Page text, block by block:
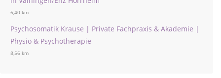
6,40 km
Psychosomatik Krause | Private Fachpraxis & Akademie |
Physio & Psychotherapie
8,56 km